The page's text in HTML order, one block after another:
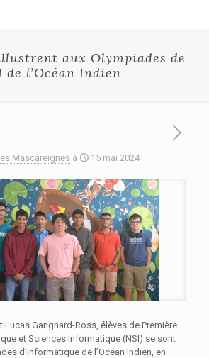
aux Olympiades de
de l’Océan Indien
Mascareignes à 15 mai 2024
Lucas Gangnard-Ross, élèves de Première
et Sciences Informatique (NSI) se sont
d’Informatique de l’Océan Indien, en